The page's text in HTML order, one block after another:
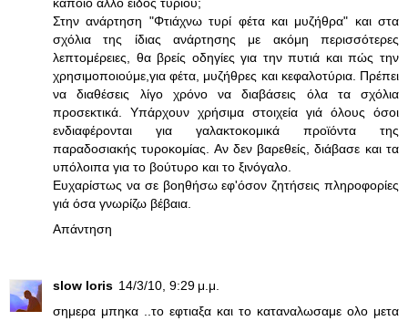
Στην ανάρτηση "Φτιάχνω τυρί φέτα και μυζήθρα" και στα
σχόλια της ίδιας ανάρτησης με ακόμη περισσότερες
λεπτομέρειες, θα βρείς οδηγίες για την πυτιά και πώς την
χρησιμοποιούμε,για φέτα, μυζήθρες και κεφαλοτύρια. Πρέπει
να διαθέσεις λίγο χρόνο να διαβάσεις όλα τα σχόλια
προσεκτικά. Υπάρχουν χρήσιμα στοιχεία γιά όλους όσοι
ενδιαφέρονται για γαλακτοκομικά προϊόντα της
παραδοσιακής τυροκομίας. Αν δεν βαρεθείς, διάβασε και τα
υπόλοιπα για το βούτυρο και το ξινόγαλο.
Ευχαρίστως να σε βοηθήσω εφ'όσον ζητήσεις πληροφορίες
γιά όσα γνωρίζω βέβαια.
Απάντηση
slow loris 14/3/10, 9:29 μ.μ.
σημερα μπηκα ..το εφτιαξα και το καταναλωσαμε ολο μετα